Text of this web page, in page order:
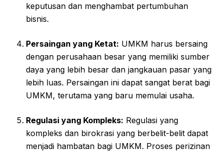
keputusan dan menghambat pertumbuhan
bisnis.
Persaingan yang Ketat: UMKM harus bersaing
dengan perusahaan besar yang memiliki sumber
daya yang lebih besar dan jangkauan pasar yang
lebih luas. Persaingan ini dapat sangat berat bagi
UMKM, terutama yang baru memulai usaha.
Regulasi yang Kompleks: Regulasi yang
kompleks dan birokrasi yang berbelit-belit dapat
menjadi hambatan bagi UMKM. Proses perizinan